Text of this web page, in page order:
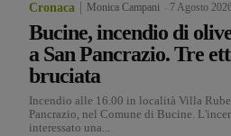
Cronaca Monica Campani 7 Agosto
Bucine, incendio di
a San Pancrazio. Tre
bruciata
Incendio alle 16.00 in località Villa
Pancrazio, nel Comune di Bucine.
interessato una...